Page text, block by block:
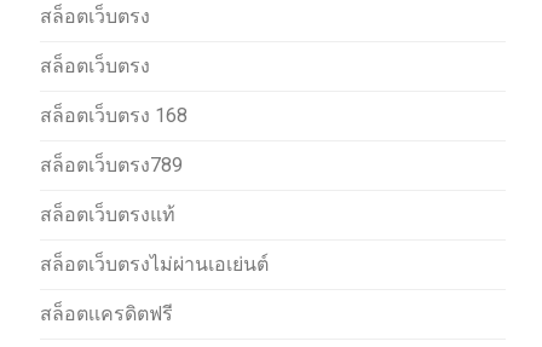
สล็อตเว็บตรง
สล็อตเว็บตรง
สล็อตเว็บตรง 168
สล็อตเว็บตรง789
สล็อตเว็บตรงแท้
สล็อตเว็บตรงไม่ผ่านเอเย่นต์
สล็อตเเครดิตฟรี